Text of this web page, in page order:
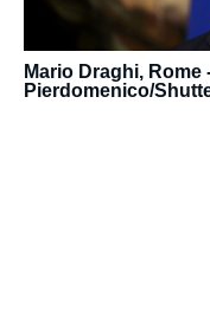
Mario Draghi, Rome
Pierdomenico/